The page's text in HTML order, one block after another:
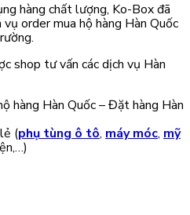
hàng chất lượng, Ko-Box đã
order mua hộ hàng Hàn Quốc
shop tư vấn các dịch vụ Hàn
hàng Hàn Quốc – Đặt hàng Hàn
(phụ tùng ô tô, máy móc, mỹ